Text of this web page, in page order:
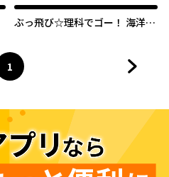
ぶっ飛び☆理科でゴー！ 海洋・
ページ
1
へ